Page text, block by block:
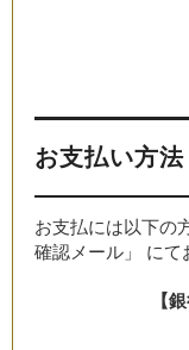
お支払い方法
お支払には以下の
確認メール」 にて
【